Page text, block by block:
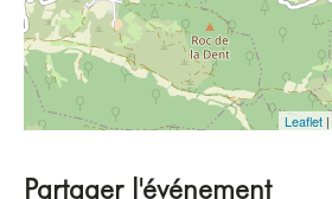
Leaflet |
Partager l'événement